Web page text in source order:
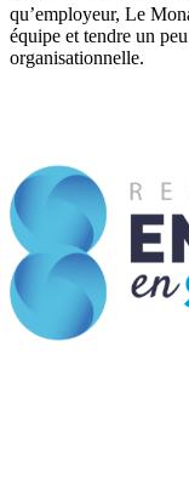
qu’employeur, Le
équipe et tendre un
organisationnelle.